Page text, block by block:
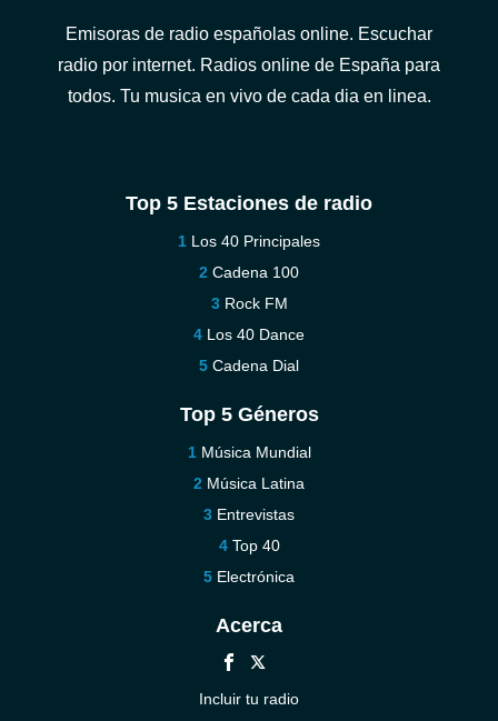
Emisoras de radio españolas online. Escuchar
radio por internet. Radios online de España para
todos. Tu musica en vivo de cada dia en linea.
Top 5 Estaciones de radio
Los 40 Principales
Cadena 100
Rock FM
Los 40 Dance
Cadena Dial
Top 5 Géneros
Música Mundial
Música Latina
Entrevistas
Top 40
Electrónica
Acerca
Incluir tu radio